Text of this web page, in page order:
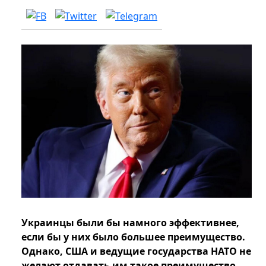
Украинцы были бы намного эффективнее,
если бы у них было большее преимущество.
Однако, США и ведущие государства НАТО не